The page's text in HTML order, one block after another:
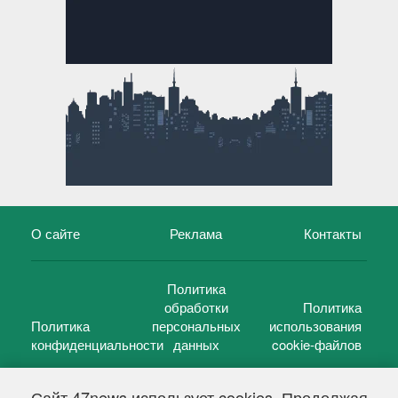
О сайте Реклама Контакты
Политика
конфиденциальности
Политика
обработки
персональных
данных
Политика
использования
cookie-файлов